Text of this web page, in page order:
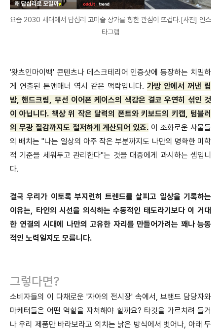
요즘 2030 세대에서 답십리 고미술 상가를 향한 관심이 뜨겁다.[사진] 인스
타그램
'왓츠인마이백' 콘텐츠나 데스크테리어 인증샷에 등장하는 치밀하
게 연출된 톤앤매너 역시 같은 맥락입니다. 가방 안에서 꺼낸 립
밤, 핸드크림, 무선 이어폰 케이스의 색감은 결코 우연히 섞인 것
이 아닙니다. 책상 위 작은 달력의 폰트와 키보드의 키캡, 텀블러
의 무광 질감까지도 철저하게 계산되어 있죠. 이 조화로운 사물들
의 배치는 "나는 일상의 아주 작은 부분까지도 나만의 명확한 미학
적 기준을 세워두고 관리한다"는 것을 대중에게 과시하는 셈입니
다.
결국 우리가 이토록 부지런히 트렌드를 살피고 일상을 기록하는
이유는, 타인의 시선을 의식하는 수동적인 태도라기보다 이 거대
한 연결의 시대에 나만의 고유한 자리를 만들어가려는 꽤나 능동
적인 노력일지도 모릅니다.
그렇다면?
소비자들의 이 다채로운 '자아의 전시장' 속에서, 브랜드 담당자와
마케터들은 어떤 역할을 자처해야 할까요? 타깃을 가르치려 들거
나 우리 제품만 바라보라고 외치는 낡은 방식에서 벗어나, 아래 두